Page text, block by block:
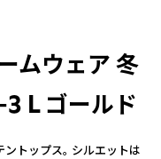
ムウェア 冬
L ゴールド
トップス。 シルエットは